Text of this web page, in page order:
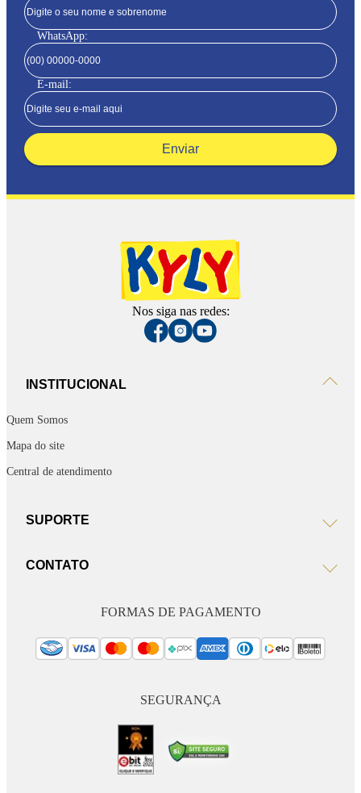
WhatsApp:
E-mail:
Enviar
Nos siga nas redes:
INSTITUCIONAL
Quem Somos
Mapa do site
Central de atendimento
SUPORTE
CONTATO
FORMAS DE PAGAMENTO
SEGURANÇA